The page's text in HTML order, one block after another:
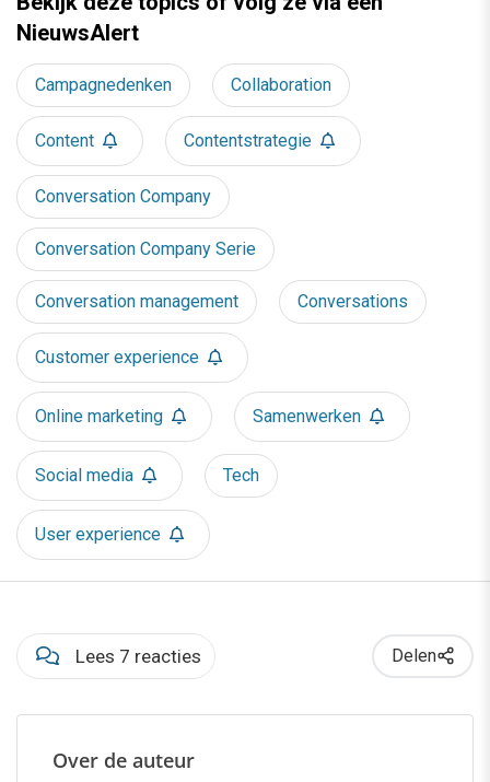
NieuwsAlert
Campagnedenken Collaboration
Content Contentstrategie
Conversation Company
Conversation Company Serie
Conversation management Conversations
Customer experience
Online marketing Samenwerken
Social media Tech
User experience
Lees 7 reacties Delen
Over de auteur